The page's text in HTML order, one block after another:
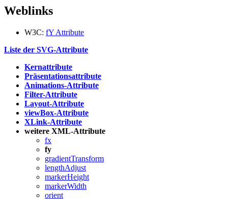
Weblinks
W3C: fY Attribute
Liste der SVG-Attribute
Kernattribute
Präsentationsattribute
Animations-Attribute
Filter-Attribute
Layout-Attribute
viewBox-Attribute
XLink-Attribute
weitere XML-Attribute
fx
fy
gradientTransform
lengthAdjust
markerHeight
markerWidth
orient